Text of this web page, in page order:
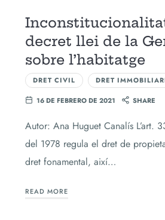
decret llei de la
sobre l’habitatge
DRET CIVIL DRET
16 DE FEBRERO DE 2021 SHARE
Autor: Ana Huguet Canalís L’art.
del 1978 regula el dret de
dret fonamental, així…
READ MORE